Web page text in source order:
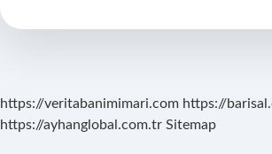
https://veritabanimimari.com https://
https://ayhanglobal.com.tr Sitemap